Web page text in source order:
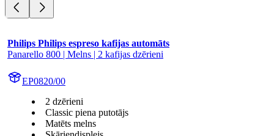
Philips Philips espreso kafijas automāts
Panarello 800 | Melns | 2 kafijas dzērieni
EP0820/00
2 dzērieni
Classic piena putotājs
Matēts melns